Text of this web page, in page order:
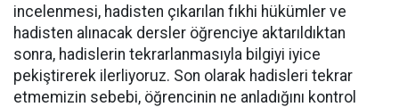
incelenmesi, hadisten çıkarılan fıkhi hükümler ve
hadisten alınacak dersler öğrenciye aktarıldıktan
sonra, hadislerin tekrarlanmasıyla bilgiyi iyice
pekiştirerek ilerliyoruz. Son olarak hadisleri tekrar
etmemizin sebebi, öğrencinin ne anladığını kontrol